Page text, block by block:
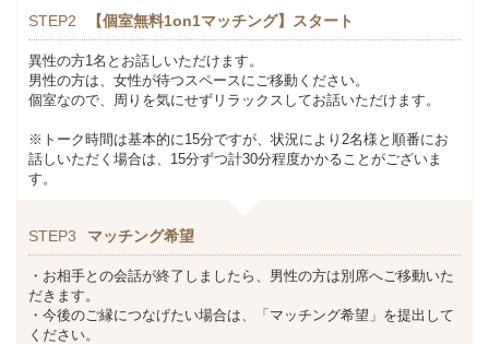
STEP2 【個室無料1on1マッチング】スタート
異性の方1名とお話しいただけます。
男性の方は、女性が待つスペースにご移動ください。
個室なので、周りを気にせずリラックスしてお話いただけます。
※トーク時間は基本的に15分ですが、状況により2名様と順番にお
話しいただく場合は、15分ずつ計30分程度かかることがございま
す。
STEP3 マッチング希望
・お相手との会話が終了しましたら、男性の方は別席へご移動いた
だきます。
・今後のご縁につなげたい場合は、「マッチング希望」を提出して
ください。